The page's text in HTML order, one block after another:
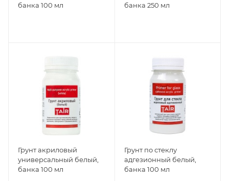
банка 100 мл
банка 250 мл
Грунт акриловый
универсальный белый,
банка 100 мл
Грунт по стеклу
адгезионный белый,
банка 100 мл